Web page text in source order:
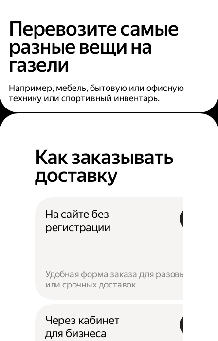
Перевозите самые
разные вещи на
газели
Например, мебель, бытовую или офисную
технику или спортивный инвентарь.
Как заказывать
доставку
На сайте без
регистрации
Удобная форма заказа для разовых
или срочных доставок
Через кабинет
для бизнеса